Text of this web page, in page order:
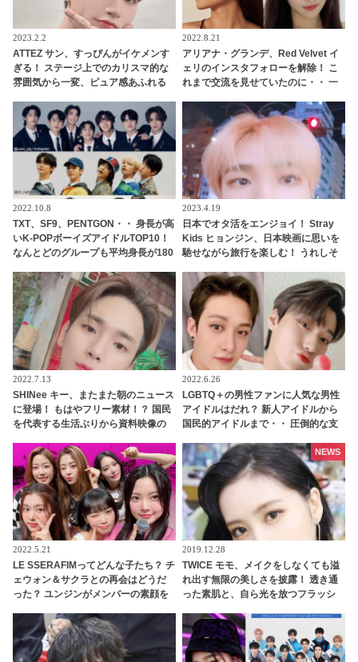
2023.2.2
ATTEZ サン、すっぴんがイケメンす
ぎる！ ステージ上でのカリスマ的な
雰囲気から一変、ピュア感あふれる
2022.8.21
アリアナ・グランデ、Red Velvet イ
ェリのインスタフォローを解除！ こ
れまで交流を見せていたのに・・ 一
2022.10.8
TXT、SF9、PENTGON・・ 身長が高
いK-POPボーイズアイドルTOP10！
なんとどのグループも平均身長が180
のグループも
2023.4.19
日本でオタ活をエンジョイ！ Stray
Kids ヒョンジン、日本映画に思いを
馳せながら旅行を楽しむ！ うれしそ
すぎる
2022.7.13
SHINee キー、またまた朝のニュース
に登場！ もはやフリー素材！？ 国民
を代表する生活ぶりから資料映像の
2022.6.26
LGBTQ＋の男性ファンに人気な男性
アイドルはだれ？ 新人アイドルから
国民的アイドルまで・・ 圧倒的な支
2022.5.21
LE SSERAFIMってどんな子たち？ チ
ェウォン＆サクラとの再会はどうだ
った？ ユンジンがメンバーの素顔を
2019.12.28
TWICE モモ、メイクをしなくても溢
れ出す無限の美しさを披露！ 透き通
った素肌と、自ら光を放つフラッシ
ンド
NEWS